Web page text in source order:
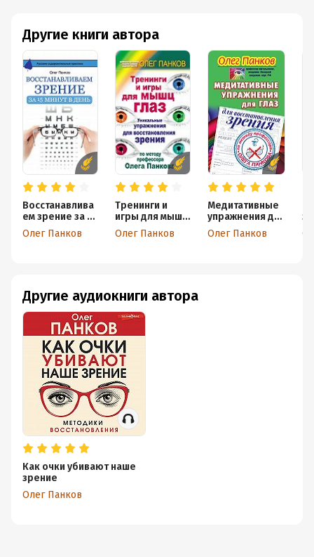
Другие книги автора
Восстанавлива
ем зрение за 15
минут в день
Олег Панков
Тренинги и
игры для мышц
глаз.
Уникальные
методу
Олега Панкова
Олег Панков
Медитативные
упражнения для
глаз для
восстановления
Олег Панков
Другие аудиокниги автора
Как очки убивают наше
зрение
Олег Панков